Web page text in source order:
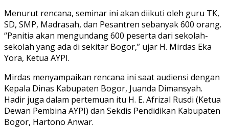
Menurut rencana, seminar ini akan diikuti oleh guru TK,
SD, SMP, Madrasah, dan Pesantren sebanyak 600 orang.
“Panitia akan mengundang 600 peserta dari sekolah-
sekolah yang ada di sekitar Bogor,” ujar H. Mirdas Eka
Yora, Ketua AYPI.
Mirdas menyampaikan rencana ini saat audiensi dengan
Kepala Dinas Kabupaten Bogor, Juanda Dimansyah.
Hadir juga dalam pertemuan itu H. E. Afrizal Rusdi (Ketua
Dewan Pembina AYPI) dan Sekdis Pendidikan Kabupaten
Bogor, Hartono Anwar.